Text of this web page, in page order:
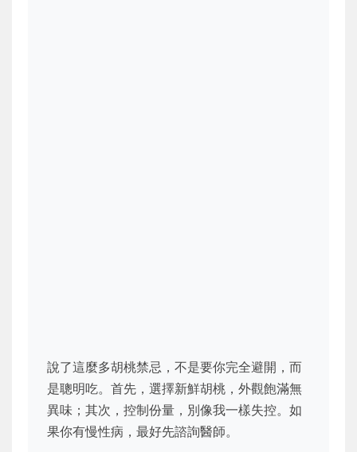
說了這麼多胡桃禁忌，不是要你完全避開，而
是聰明吃。首先，選擇新鮮胡桃，外觀飽滿無
異味；其次，控制份量，別像我一樣失控。如
果你有慢性病，最好先諮詢醫師。